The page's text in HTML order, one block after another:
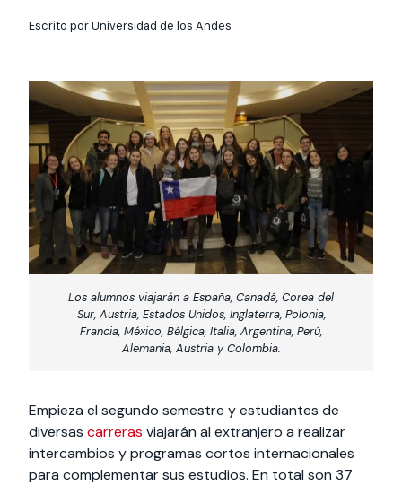
cursos
Te puede
interesar:
International
students
Facultades
sociedad
Te puede interesar:Filantropía y Donaciones
intercambio
Te puede
interesar:
Explora el campus
Uandes
Noticias
estudiantiles
Escrito por Universidad de los Andes
Los alumnos viajarán a España, Canadá, Corea del
Sur, Austria, Estados Unidos, Inglaterra, Polonia,
Francia, México, Bélgica, Italia, Argentina, Perú,
Alemania, Austria y Colombia.
Empieza el segundo semestre y estudiantes de
diversas carreras viajarán al extranjero a realizar
intercambios y programas cortos internacionales
para complementar sus estudios. En total son 37